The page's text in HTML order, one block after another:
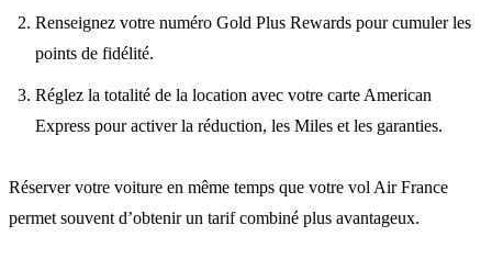
Renseignez votre numéro Gold Plus Rewards pour cumuler les
points de fidélité.
Réglez la totalité de la location avec votre carte American
Express pour activer la réduction, les Miles et les garanties.
Réserver votre voiture en même temps que votre vol Air France
permet souvent d’obtenir un tarif combiné plus avantageux.